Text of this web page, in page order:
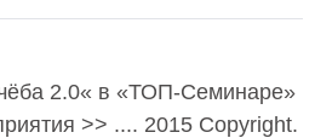
2.0« в «ТОП-Семинаре»
>> .... 2015 Copyright.